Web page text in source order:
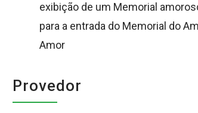
exibição de um Memorial
para a entrada do Memorial do
Amor
Provedor